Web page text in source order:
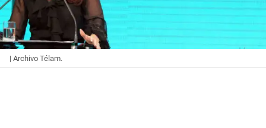
| Archivo Télam.